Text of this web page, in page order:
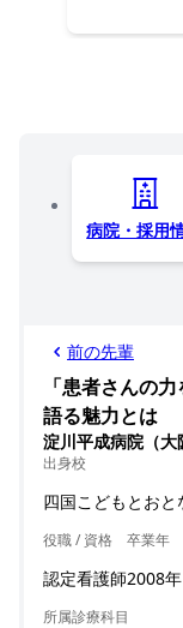
病院・採用
前の先輩
「患者さんの
語る魅力とは
淀川平成病院（
出身校
四国こどもとお
役職 / 資格
認定看護師
卒業年
2008年
所属診療科目